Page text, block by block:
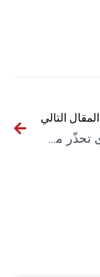
المقال التالي
هيئة الأسرى تحذّر من مضاعفات على الحالة الصحية للأسير أبو حميد